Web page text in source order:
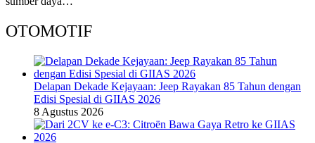
OTOMOTIF
Delapan Dekade Kejayaan: Jeep Rayakan 85 Tahun dengan
Edisi Spesial di GIIAS 2026
8 Agustus 2026